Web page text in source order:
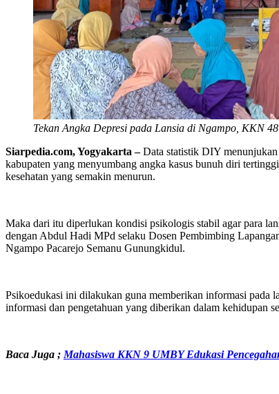
Tekan Angka Depresi pada Lansia di Ngampo, KKN
Siarpedia.com, Yogyakarta –Data statistik DIY menunjukan
kabupaten yang menyumbang angka kasus bunuh diri
kesehatan yang semakin menurun.
Maka dari itu diperlukan kondisi psikologis stabil agar para
dengan Abdul Hadi MPd selaku Dosen Pembimbing
Ngampo Pacarejo Semanu Gunungkidul.
Psikoedukasi ini dilakukan guna memberikan informasi pada
informasi dan pengetahuan yang diberikan dalam kehidupan
Baca Juga ; Mahasiswa KKN 9 UMBY Edukasi